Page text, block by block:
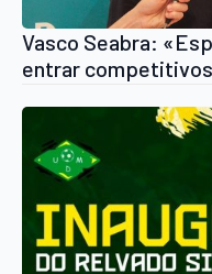
Vasco Seabra:
entrar